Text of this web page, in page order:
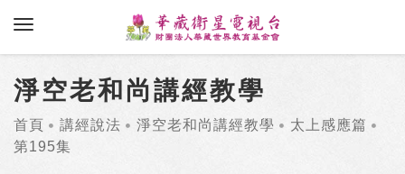
toggle navigation
淨空老和尚講經教學
首頁 講經說法 淨空老和尚講經教學
太上感應篇
第195集